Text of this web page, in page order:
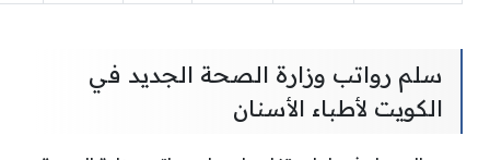
سلم رواتب وزارة الصحة الجديد في
الكويت لأطباء الأسنان